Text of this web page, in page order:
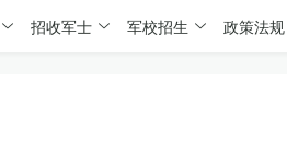
招收军士 军校招生 政策法规